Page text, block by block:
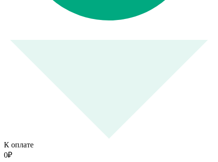
К оплате
0₽